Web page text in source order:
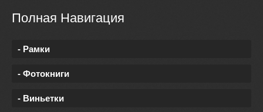
Полная Навигация
- Рамки
- Фотокниги
- Виньетки